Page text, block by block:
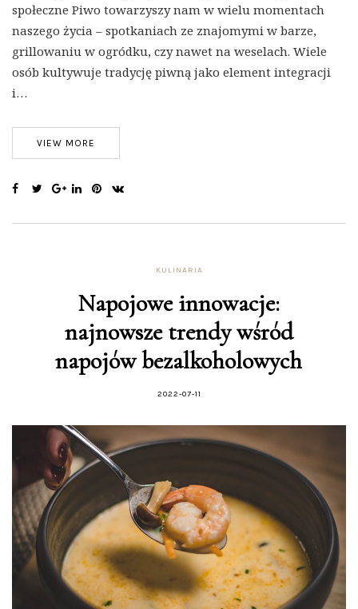
społeczne Piwo towarzyszy nam w wielu momentach
naszego życia – spotkaniach ze znajomymi w barze,
grillowaniu w ogródku, czy nawet na weselach. Wiele
osób kultywuje tradycję piwną jako element integracji
i…
VIEW MORE
KULINARIA
Napojowe innowacje:
najnowsze trendy wśród
napojów bezalkoholowych
2022-07-11